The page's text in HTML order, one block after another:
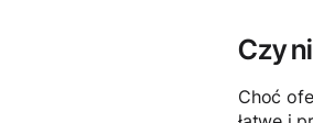
Czy
Choć